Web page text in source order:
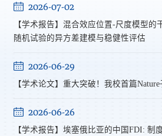
2026-07-02
【学术报告】混合效应位置-尺度模型的
随机试验的异方差建模与稳健性评估
2026-06-29
【学术论文】重大突破！我校首篇
2026-06-26
【学术报告】埃塞俄比亚的中国FDI: 制